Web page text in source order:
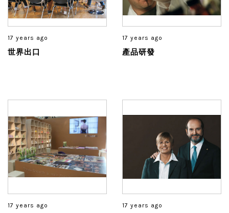
17 years ago
世界出口
17 years ago
產品研發
17 years ago 17 years ago